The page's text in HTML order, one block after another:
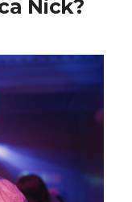
Nick?